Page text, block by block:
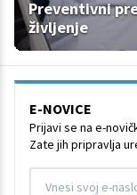
Preventivni
življenje
E-NOVICE
Prijavi se na e-
Zate jih pripravlja